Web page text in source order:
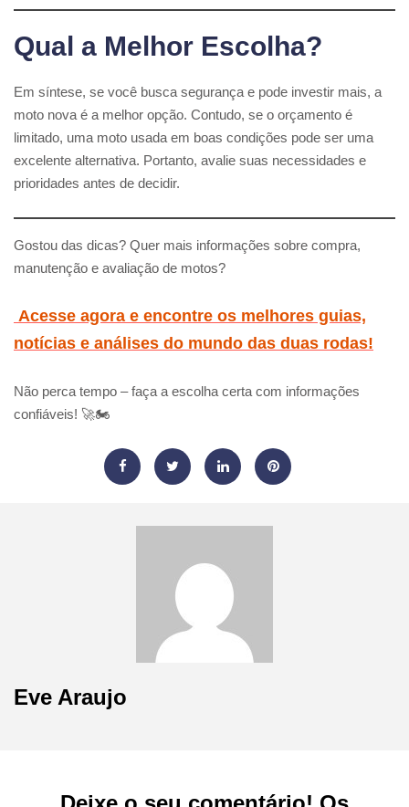
Qual a Melhor Escolha?
Em síntese, se você busca segurança e pode investir mais, a
moto nova é a melhor opção. Contudo, se o orçamento é
limitado, uma moto usada em boas condições pode ser uma
excelente alternativa. Portanto, avalie suas necessidades e
prioridades antes de decidir.
Gostou das dicas? Quer mais informações sobre compra,
manutenção e avaliação de motos?
Acesse agora e encontre os melhores guias,
notícias e análises do mundo das duas rodas!
Não perca tempo – faça a escolha certa com informações
confiáveis! 🚀🏍️
Eve Araujo